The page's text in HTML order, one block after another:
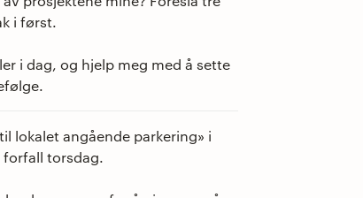
i først.
i dag, og hjelp meg med å sette
lokalet angående parkering» i
torsdag.